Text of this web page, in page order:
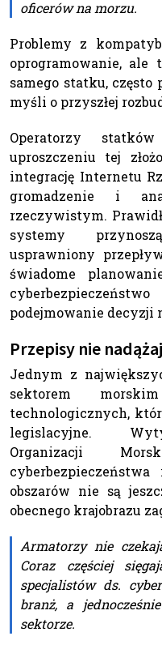
oficerów na morzu.
Problemy z
oprogramowanie,
samego statku, często
myśli o przyszłej
Operatorzy
uproszczeniu tej
integrację Internetu
gromadzenie i
rzeczywistym.
systemy
usprawniony
świadome
podejmowanie decyzji
Przepisy nie
Jednym z
sektorem
technologicznych,
legislacyjne.
Organizacji
obszarów nie są
obecnego krajobrazu
Armatorzy nie
Coraz częściej
specjalistów ds.
branż, a
sektorze.